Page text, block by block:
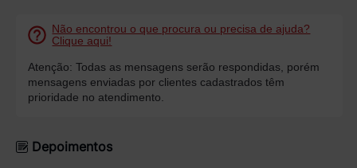
Não encontrou o que procura ou precisa de ajuda?
Clique aqui!
Atenção: Todas as mensagens serão respondidas, porém
mensagens enviadas por clientes cadastrados têm
prioridade no atendimento.
Depoimentos